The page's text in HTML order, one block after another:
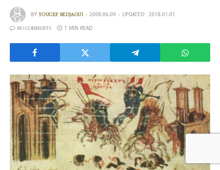
BY YOUCEF BEDJAOUI 2008-06-09 UPDATED: 2018-01-01
NO COMMENTS 1 MIN READ